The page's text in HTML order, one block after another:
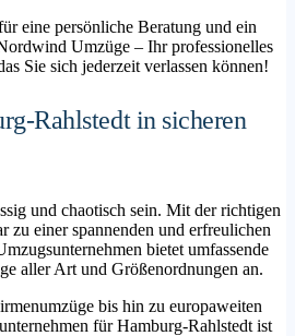
eine persönliche Beratung und ein
Umzüge – Ihr professionelles
Sie sich jederzeit verlassen können!
Rahlstedt in sicheren
und chaotisch sein. Mit der richtigen
zu einer spannenden und erfreulichen
bietet umfassende
aller Art und Größenordnungen an.
bis hin zu europaweiten
für Hamburg-Rahlstedt ist